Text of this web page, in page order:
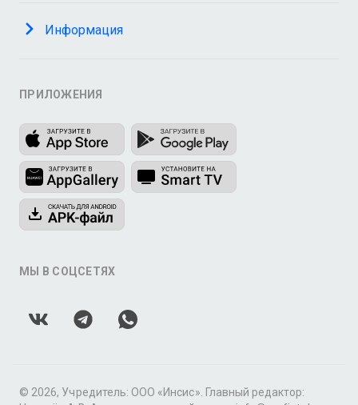
Информация
ПРИЛОЖЕНИЯ
МЫ В СОЦСЕТЯХ
© 2026, Учредитель: ООО «Инсис». Главный редактор: